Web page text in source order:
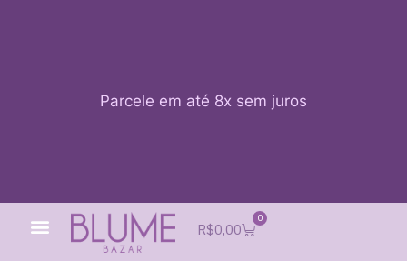
Parcele em até 8x sem juros
R$0,00
0